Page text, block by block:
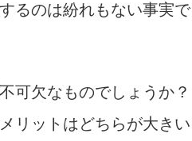
るのは紛れもない事実で
可欠なものでしょうか？
リットはどちらが大きい